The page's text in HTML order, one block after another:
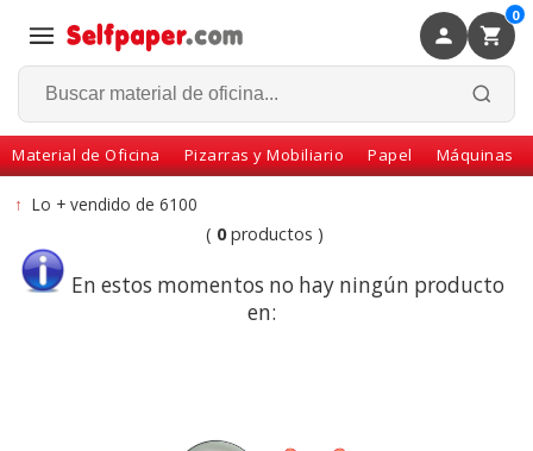
0
Material de Oficina Pizarras y Mobiliario Papel Máquinas
Volver
↑Lo + vendido de 6100
( 0productos )
En estos momentos no hay ningún producto
en: